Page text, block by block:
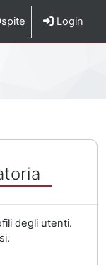
Login
degli utenti.